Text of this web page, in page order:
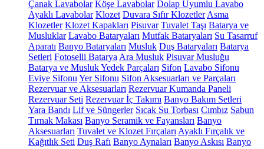
Çanak Lavabolar Köşe Lavabolar Dolap Uyumlu Lavabo
Ayaklı Lavabolar Klozet Duvara Sıfır Klozetler Asma
Klozetler Klozet Kapakları Pisuvar Tuvalet Taşı Batarya ve
Musluklar Lavabo Bataryaları Mutfak Bataryaları Su Tasarruf
Aparatı Banyo Bataryaları Musluk Duş Bataryaları Batarya
Setleri Fotoselli Batarya Ara Musluk Pisuvar Musluğu
Batarya ve Musluk Yedek Parçaları Sifon Lavabo Sifonu
Eviye Sifonu Yer Sifonu Sifon Aksesuarları ve Parçaları
Rezervuar ve Aksesuarları Rezervuar Kumanda Paneli
Rezervuar Seti Rezervuar İç Takımı Banyo Bakım Setleri
Yara Bandı Lif ve Süngerler Sıcak Su Torbası Cımbız Sabun
Tırnak Makası Banyo Seramik ve Fayansları Banyo
Aksesuarları Tuvalet ve Klozet Fırçaları Ayaklı Fırçalık ve
Kağıtlık Seti Duş Rafı Banyo Aynaları Banyo Askısı Banyo